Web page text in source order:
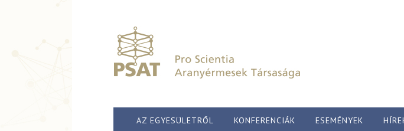
AZ EGYESÜLETRŐL KONFERENCIÁK ESEMÉNYEK